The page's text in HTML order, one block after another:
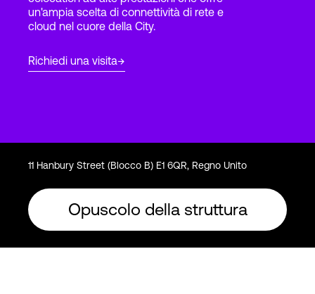
un'ampia scelta di connettività di rete e
cloud nel cuore della City.
Richiedi una visita
11 Hanbury Street (Blocco B) E1 6QR, Regno Unito
Opuscolo della struttura